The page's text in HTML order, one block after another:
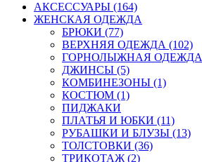
АКСЕССУАРЫ (164)
ЖЕНСКАЯ ОДЕЖДА
БРЮКИ (77)
ВЕРХНЯЯ ОДЕЖДА (102)
ГОРНОЛЫЖНАЯ ОДЕЖДА
ДЖИНСЫ (5)
КОМБИНЕЗОНЫ (1)
КОСТЮМ (1)
ПИДЖАКИ
ПЛАТЬЯ И ЮБКИ (11)
РУБАШКИ И БЛУЗЫ (13)
ТОЛСТОВКИ (36)
ТРИКОТАЖ (2)